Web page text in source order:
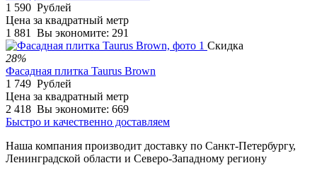
1 590 Рублей
Цена за квадратный метр
1 881
Вы экономите: 291
Скидка
28%
Фасадная плитка Taurus Brown
1 749 Рублей
Цена за квадратный метр
2 418 Вы экономите: 669
Быстро и качественно доставляем
Наша компания производит доставку по Санкт-Петербургу,
Ленинградской области и Северо-Западному региону